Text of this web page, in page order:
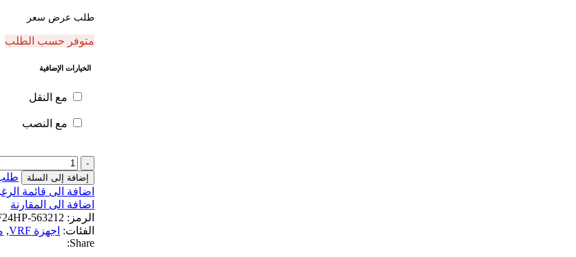
طلب عرض سعر
متوفر حسب الطلب
الخيارات الإضافية
مع النقل
مع النصب
كمية
وحدة
خارجية
VRF
إنفرتر
استوائي
GCHV
إضافة إلى السلة
اضافة الى قائمة
اضافة الى المقارنة
الرمز: 563212
الفئات: اجهزة VRF ,
Share: